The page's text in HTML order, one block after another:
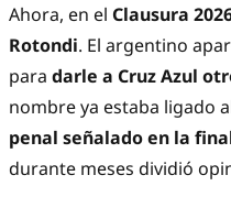
Ahora, en el Clausura
Rotondi. El argentino
para darle a Cruz Azul
nombre ya estaba ligado
penal señalado en la
durante meses dividió